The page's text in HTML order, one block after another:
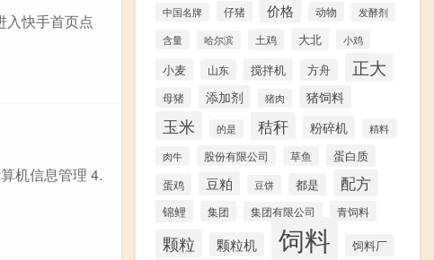
入快手首页点
机信息管理 4.
中国名牌 仔猪 价格 动物 发酵剂
含量 哈尔滨 土鸡 大北 小鸡
小麦 山东 搅拌机 方舟 正大
母猪 添加剂 猪肉 猪饲料
玉米 的是 秸秆 粉碎机
精料
肉牛
股份有限公司 草鱼 蛋白质
蛋鸡 豆粕 豆饼 都是 配方
锦鲤 集团 集团有限公司 青饲料
颗粒 颗粒机 饲料 饲料厂